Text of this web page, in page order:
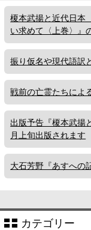
榎本武揚と近代日
い求めて〈上巻〉』
振り仮名や現代語訳
戦前の亡霊たちによ
出版予告『榎本武
月上旬出版されます
大石芳野『あすへの
カテゴリー